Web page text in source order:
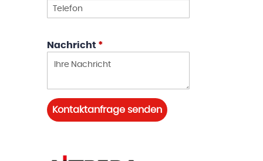
Nachricht *
Kontaktanfrage senden